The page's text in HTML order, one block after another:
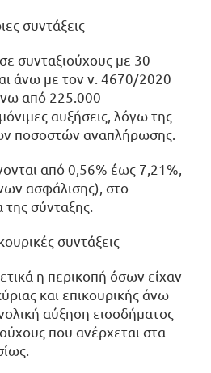
συντάξεις
συνταξιούχους με 30
άνω με τον ν. 4670/2020
από 225.000
αυξήσεις, λόγω της
ποσοστών αναπλήρωσης.
από 0,56% έως 7,21%,
ασφάλισης), στο
σύνταξης.
συντάξεις
η περικοπή όσων είχαν
και επικουρικής άνω
αύξηση εισοδήματος
που ανέρχεται στα